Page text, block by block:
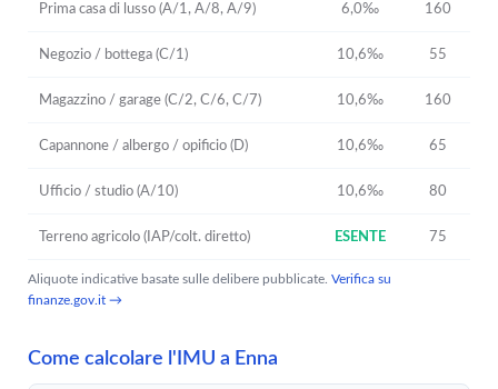
Prima casa di lusso (A/1, A/8, A/9) 6,0‰ 160
Negozio / bottega (C/1) 10,6‰ 55
Magazzino / garage (C/2, C/6, C/7) 10,6‰ 160
Capannone / albergo / opificio (D) 10,6‰ 65
Ufficio / studio (A/10) 10,6‰ 80
Terreno agricolo (IAP/colt. diretto) ESENTE 75
Aliquote indicative basate sulle delibere pubblicate. Verifica su
finanze.gov.it →
Come calcolare l'IMU a Enna